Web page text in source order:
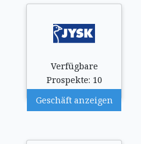
Verfügbare
Prospekte: 10
Geschäft anzeigen